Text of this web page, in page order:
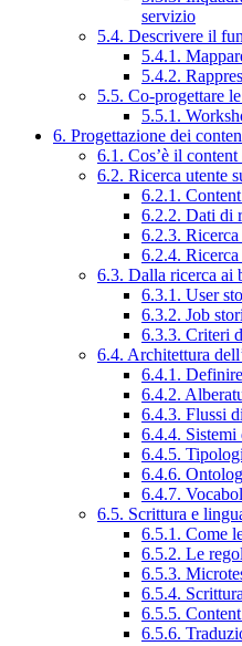
servizio
5.4. Descrivere il
5.4.1.
5.4.2.
5.5. Co-progettare
5.5.1.
6. Progettazione dei
6.1. Cos’è il content
6.2. Ricerca utente
6.2.1.
6.2.2. Dati di
6.2.3.
6.2.4.
6.3. Dalla ricerca ai
6.3.1. User
6.3.2. Job
6.3.3. Criteri
6.4. Architettura
6.4.1.
6.4.2.
6.4.3. Flussi
6.4.4.
6.4.5.
6.4.6.
6.4.7.
6.5. Scrittura e
6.5.1. Come
6.5.2. Le
6.5.3.
6.5.4.
6.5.5.
6.5.6.